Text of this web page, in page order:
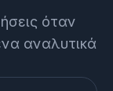
όταν
αναλυτικά